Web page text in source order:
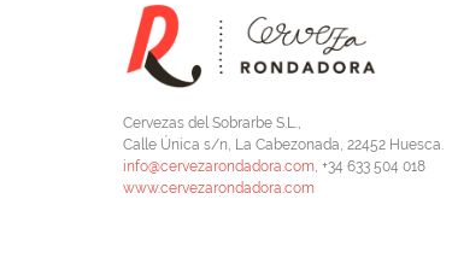
Cervezas del Sobrarbe S.L.,
Calle Única s/n, La Cabezonada, 22452 Huesca.
info@cervezarondadora.com , +34 633 504 018
www.cervezarondadora.com